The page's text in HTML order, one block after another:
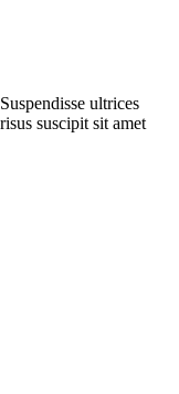
ultrices
suscipit sit amet